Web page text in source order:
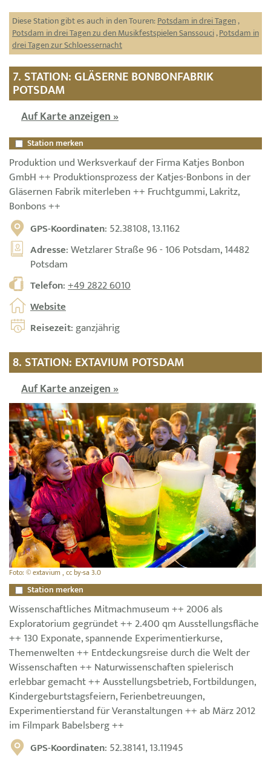
Diese Station gibt es auch in den Touren:Potsdam in drei Tagen,
Potsdam in drei Tagen zu den Musikfestspielen Sanssouci,Potsdam in
drei Tagen zur Schloessernacht
7. STATION: GLÄSERNE BONBONFABRIK
POTSDAM
Auf Karte anzeigen »
Station merken
Produktion und Werksverkauf der Firma Katjes Bonbon
GmbH ++ Produktionsprozess der Katjes-Bonbons in der
Gläsernen Fabrik miterleben ++ Fruchtgummi, Lakritz,
Bonbons ++
GPS-Koordinaten: 52.38108, 13.1162
Adresse: Wetzlarer Straße 96 - 106 Potsdam, 14482
Potsdam
Telefon:+49 2822 6010
Website
Reisezeit: ganzjährig
8. STATION: EXTAVIUM POTSDAM
Auf Karte anzeigen »
Foto: © extavium , cc by-sa 3.0
Station merken
Wissenschaftliches Mitmachmuseum ++ 2006 als
Exploratorium gegründet ++ 2.400 qm Ausstellungsfläche
++ 130 Exponate, spannende Experimentierkurse,
Themenwelten ++ Entdeckungsreise durch die Welt der
Wissenschaften ++ Naturwissenschaften spielerisch
erlebbar gemacht ++ Ausstellungsbetrieb, Fortbildungen,
Kindergeburtstagsfeiern, Ferienbetreuungen,
Experimentierstand für Veranstaltungen ++ ab März 2012
im Filmpark Babelsberg ++
GPS-Koordinaten: 52.38141, 13.11945